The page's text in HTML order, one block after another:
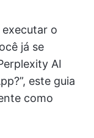
o
já se
AI
este guia
como